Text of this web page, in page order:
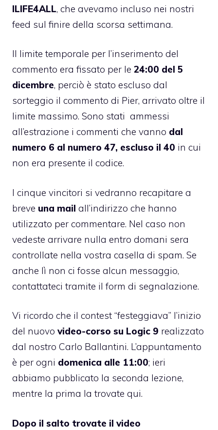
ILIFE4ALL, che avevamo incluso nei nostri
feed sul finire della scorsa settimana.
Il limite temporale per l’inserimento del
commento era fissato per le 24:00 del 5
dicembre, perciò è stato escluso dal
sorteggio il commento di Pier, arrivato oltre il
limite massimo. Sono stati ammessi
all’estrazione i commenti che vanno dal
numero 6 al numero 47, escluso il 40 in cui
non era presente il codice.
I cinque vincitori si vedranno recapitare a
breve una mail all’indirizzo che hanno
utilizzato per commentare. Nel caso non
vedeste arrivare nulla entro domani sera
controllate nella vostra casella di spam. Se
anche lì non ci fosse alcun messaggio,
contattateci tramite il form di segnalazione.
Vi ricordo che il contest “festeggiava” l’inizio
del nuovo video-corso su Logic 9 realizzato
dal nostro Carlo Ballantini. L’appuntamento
è per ogni domenica alle 11:00; ieri
abbiamo pubblicato la seconda lezione,
mentre la prima la trovate qui.
Dopo il salto trovate il video